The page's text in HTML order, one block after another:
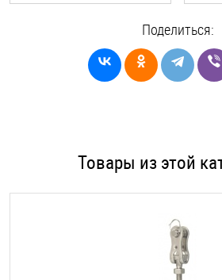
Поделиться:
Товары из этой